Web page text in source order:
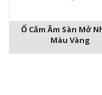
Ổ Cắm Âm Sàn Mở
Màu Vàng